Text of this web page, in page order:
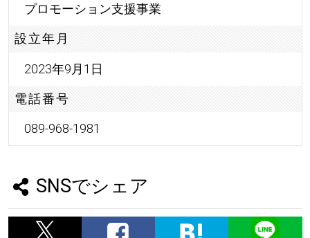
プロモーション支援事業
設立年月
2023年9月1日
電話番号
089-968-1981
SNSでシェア